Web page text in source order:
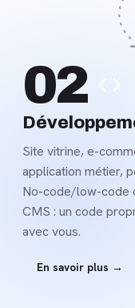
Site vitrine, e-
application métier,
No-code/low-code
CMS : un code
avec vous.
En savoir plus →
02